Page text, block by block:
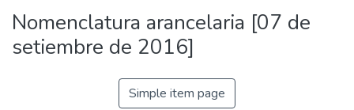
Nomenclatura arancelaria [07 de
setiembre de 2016]
Simple item page